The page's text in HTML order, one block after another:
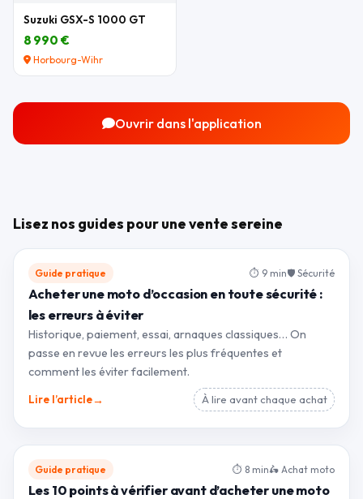
Suzuki GSX-S 1000 GT
8 990 €
Horbourg-Wihr
Ouvrir dans l'application
Lisez nos guides pour une vente sereine
Guide pratique ⏱ 9 min🛡 Sécurité
Acheter une moto d’occasion en toute sécurité :
les erreurs à éviter
Historique, paiement, essai, arnaques classiques… On
passe en revue les erreurs les plus fréquentes et
comment les éviter facilement.
Lire l’article→ À lire avant chaque achat
Guide pratique ⏱ 8 min🛵 Achat moto
Les 10 points à vérifier avant d’acheter une moto